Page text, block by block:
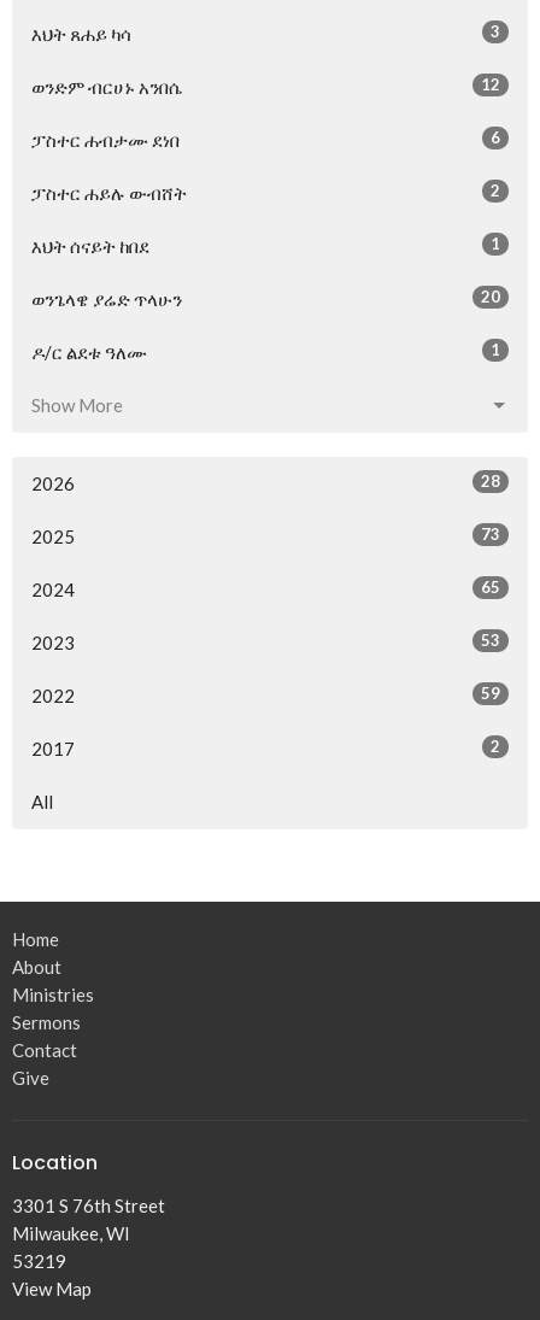
እህት ጸሐይ ካሳ 3
ወንድም ብርሀኑ አንበሴ 12
ፓስተር ሐብታሙ ደነበ 6
ፓስተር ሐይሉ ውብሸት 2
እህት ሰናይት ከበደ 1
ወንጌላዌ ያሬድ ጥላሁን 20
ዶ/ር ልደቱ ዓለሙ 1
Show More
2026 28
2025 73
2024 65
2023 53
2022 59
2017 2
All
Home
About
Ministries
Sermons
Contact
Give
Location
3301 S 76th Street
Milwaukee, WI
53219
View Map